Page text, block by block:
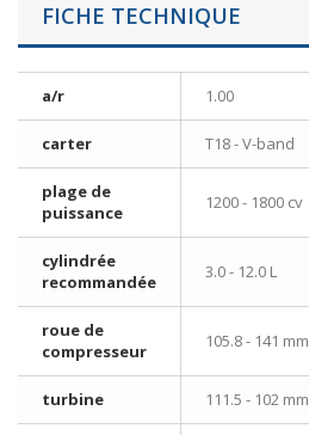
FICHE TECHNIQUE
a/r 1.00
carter T18 - V-band
plage de
puissance
1200 - 1800 cv
cylindrée
recommandée
3.0 - 12.0 L
roue de
compresseur
105.8 - 141 mm
turbine 111.5 - 102 mm